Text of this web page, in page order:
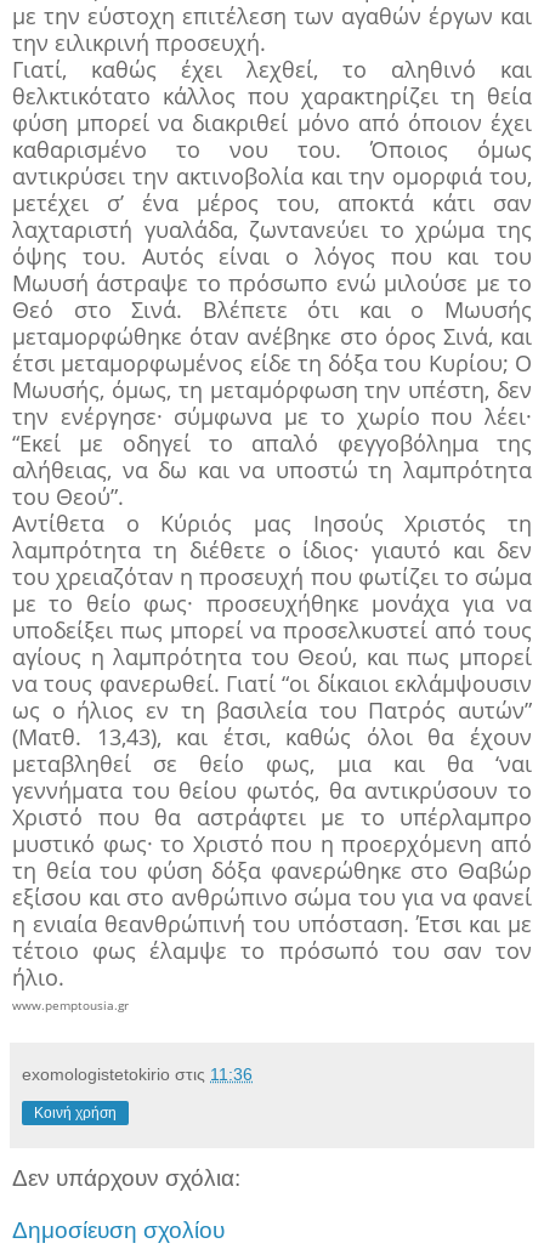
με την εύστοχη επιτέλεση των αγαθών έργων και
την ειλικρινή προσευχή.
Γιατί, καθώς έχει λεχθεί, το αληθινό και
θελκτικότατο κάλλος που χαρακτηρίζει τη θεία
φύση μπορεί να διακριθεί μόνο από όποιον έχει
καθαρισμένο το νου του. Όποιος όμως
αντικρύσει την ακτινοβολία και την ομορφιά του,
μετέχει σ’ ένα μέρος του, αποκτά κάτι σαν
λαχταριστή γυαλάδα, ζωντανεύει το χρώμα της
όψης του. Αυτός είναι ο λόγος που και του
Μωυσή άστραψε το πρόσωπο ενώ μιλούσε με το
Θεό στο Σινά. Βλέπετε ότι και ο Μωυσής
μεταμορφώθηκε όταν ανέβηκε στο όρος Σινά, και
έτσι μεταμορφωμένος είδε τη δόξα του Κυρίου; Ο
Μωυσής, όμως, τη μεταμόρφωση την υπέστη, δεν
την ενέργησε· σύμφωνα με το χωρίο που λέει·
“Εκεί με οδηγεί το απαλό φεγγοβόλημα της
αλήθειας, να δω και να υποστώ τη λαμπρότητα
του Θεού”.
Αντίθετα ο Κύριός μας Ιησούς Χριστός τη
λαμπρότητα τη διέθετε ο ίδιος· γιαυτό και δεν
του χρειαζόταν η προσευχή που φωτίζει το σώμα
με το θείο φως· προσευχήθηκε μονάχα για να
υποδείξει πως μπορεί να προσελκυστεί από τους
αγίους η λαμπρότητα του Θεού, και πως μπορεί
να τους φανερωθεί. Γιατί “οι δίκαιοι εκλάμψουσιν
ως ο ήλιος εν τη βασιλεία του Πατρός αυτών”
(Ματθ. 13,43), και έτσι, καθώς όλοι θα έχουν
μεταβληθεί σε θείο φως, μια και θα ‘ναι
γεννήματα του θείου φωτός, θα αντικρύσουν το
Χριστό που θα αστράφτει με το υπέρλαμπρο
μυστικό φως· το Χριστό που η προερχόμενη από
τη θεία του φύση δόξα φανερώθηκε στο Θαβώρ
εξίσου και στο ανθρώπινο σώμα του για να φανεί
η ενιαία θεανθρώπινή του υπόσταση. Έτσι και με
τέτοιο φως έλαμψε το πρόσωπό του σαν τον
ήλιο.
www.pemptousia.gr
exomologistetokirio στις 11:36
Κοινή χρήση
Δεν υπάρχουν σχόλια:
Δημοσίευση σχολίου